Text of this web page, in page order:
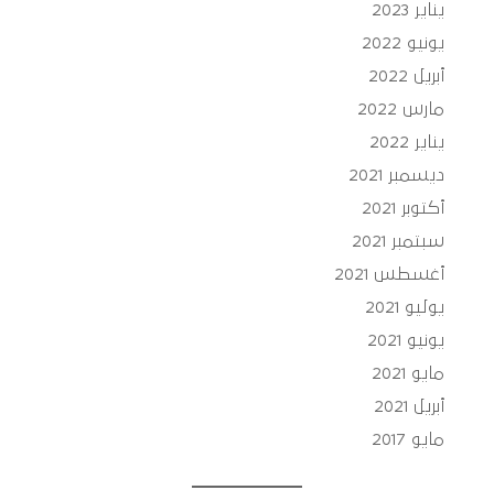
يناير 2023
يونيو 2022
أبريل 2022
مارس 2022
يناير 2022
ديسمبر 2021
أكتوبر 2021
سبتمبر 2021
أغسطس 2021
يوليو 2021
يونيو 2021
مايو 2021
أبريل 2021
مايو 2017